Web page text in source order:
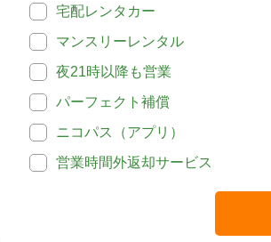
宅配レンタカー
マンスリーレンタル
夜21時以降も営業
パーフェクト補償
ニコパス（アプリ）
営業時間外返却サービス